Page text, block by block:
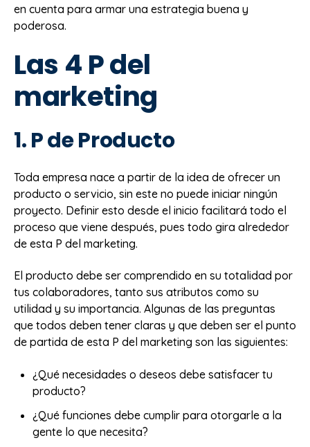
en cuenta para armar una estrategia buena y
poderosa.
Las 4 P del
marketing
1. P de Producto
Toda empresa nace a partir de la idea de ofrecer un
producto o servicio, sin este no puede iniciar ningún
proyecto. Definir esto desde el inicio facilitará todo el
proceso que viene después, pues todo gira alrededor
de esta P del marketing.
El producto debe ser comprendido en su totalidad por
tus colaboradores, tanto sus atributos como su
utilidad y su importancia. Algunas de las preguntas
que todos deben tener claras y que deben ser el punto
de partida de esta P del marketing son las siguientes:
¿Qué necesidades o deseos debe satisfacer tu
producto?
¿Qué funciones debe cumplir para otorgarle a la
gente lo que necesita?